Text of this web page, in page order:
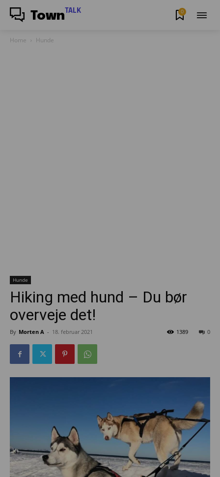
Town TALK 0
Home Hunde
Hunde
Hiking med hund – Du bør
overveje det!
By Morten A - 18. februar 2021 0
1389